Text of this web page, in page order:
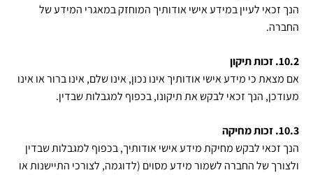
הנך זכאי לעיין במידע אישי אודותיך המוחזק במאגרי המידע של
החברה.
10.2. זכות תיקון
אם מצאת כי מידע אישי אודותיך אינו נכון, אינו שלם, אינו ברור או אינו
מעודכן, הנך זכאי לבקש את תיקונו, בכפוף למגבלות שבדין.
10.3. זכות מחיקה
הנך זכאי לבקש מחיקת מידע אישי אודותיך, בכפוף למגבלות שבדין
ולצורך של החברה לשמור מידע מסוים (לדוגמה, לצורכי התיישנות או